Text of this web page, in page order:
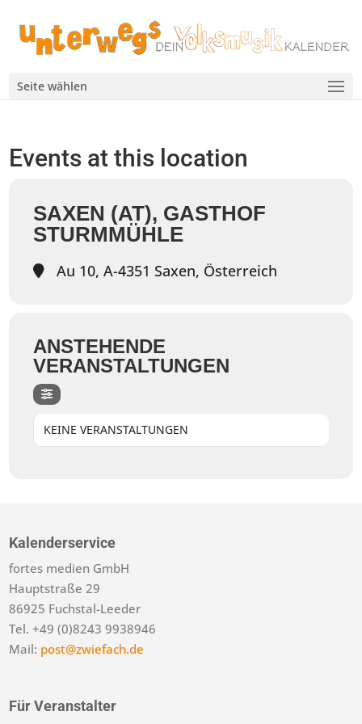
Seite wählen
Events at this location
SAXEN (AT), GASTHOF
STURMMÜHLE
Au 10, A-4351 Saxen, Österreich
ANSTEHENDE
VERANSTALTUNGEN
KEINE VERANSTALTUNGEN
Kalenderservice
fortes medien GmbH
Hauptstraße 29
86925 Fuchstal-Leeder
Tel. +49 (0)8243 9938946
Mail: post@zwiefach.de
Für Veranstalter